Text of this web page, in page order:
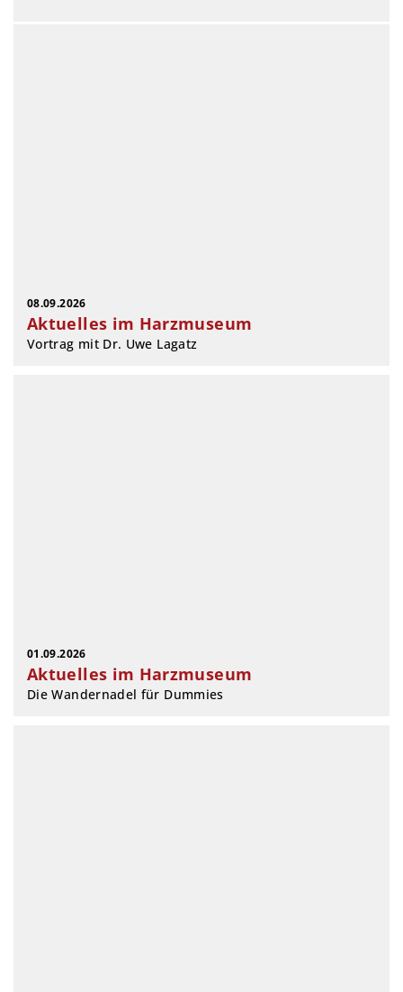
08.09.2026
Aktuelles im Harzmuseum
Vortrag mit Dr. Uwe Lagatz
01.09.2026
Aktuelles im Harzmuseum
Die Wandernadel für Dummies